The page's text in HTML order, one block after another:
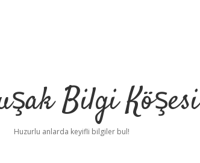
Bilgi Köşesi
Huzurlu anlarda keyifli bilgiler bul!